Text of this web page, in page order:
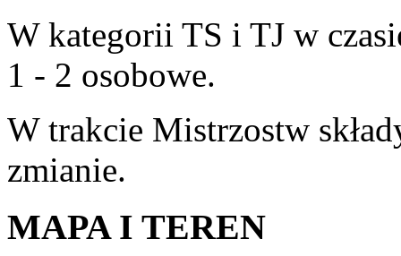
W kategorii TS i TJ w
1 - 2 osobowe.
W trakcie Mistrzostw
zmianie.
MAPA I TEREN